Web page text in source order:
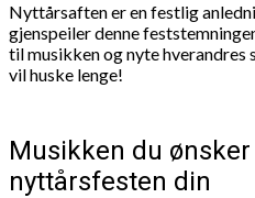
Nyttårsaften er en festlig
gjenspeiler denne
til musikken og nyte hverandres
vil huske lenge!
Musikken du
nyttårsfesten din